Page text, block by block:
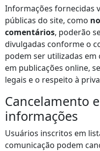
Informações fornecidas
públicas do site, como
comentários, poderão
divulgadas conforme o
podem ser utilizadas
em publicações online,
legais e o respeito à
Cancelamento
informações
Usuários inscritos em
comunicação podem